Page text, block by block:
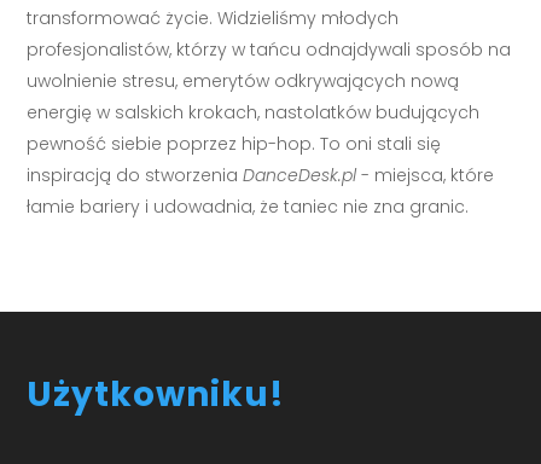
transformować życie. Widzieliśmy młodych
profesjonalistów, którzy w tańcu odnajdywali sposób na
uwolnienie stresu, emerytów odkrywających nową
energię w salskich krokach, nastolatków budujących
pewność siebie poprzez hip-hop. To oni stali się
inspiracją do stworzeniaDanceDesk.pl - miejsca, które
łamie bariery i udowadnia, że taniec nie zna granic.
Użytkowniku!